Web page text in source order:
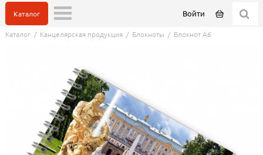
Войти
Каталог
Каталог/ Канцелярская продукция/ Блокноты / Блокнот А6